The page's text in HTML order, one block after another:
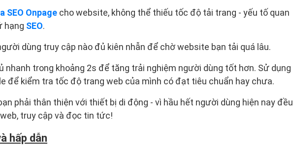
SEO Onpage cho website, không thể thiếu tốc độ tải trang - yếu tố quan
hạng SEO.
dùng truy cập nào đủ kiên nhẫn để chờ website bạn tải quá lâu.
nhanh trong khoảng 2s để tăng trải nghiệm người dùng tốt hơn. Sử dụng
để kiểm tra tốc độ trang web của mình có đạt tiêu chuẩn hay chưa.
phải thân thiện với thiết bị di động - vì hầu hết người dùng hiện nay đều
truy cập và đọc tin tức!
hấp dẫn